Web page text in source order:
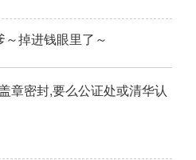
～掉进钱眼里了～
章密封,要么公证处或清华认